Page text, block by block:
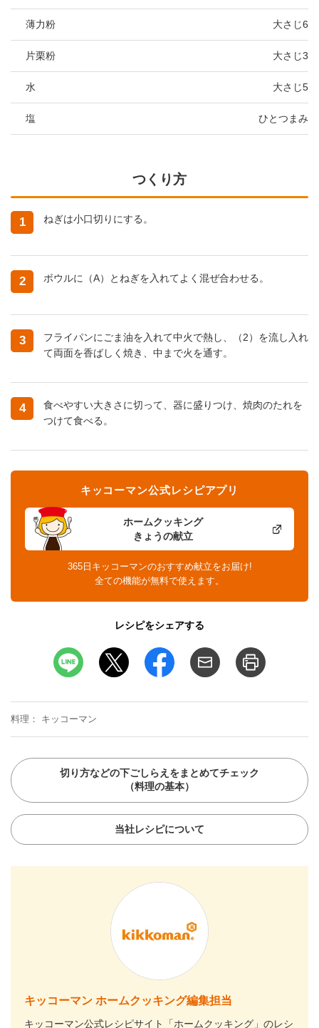
薄力粉 大さじ6
片栗粉 大さじ3
水 大さじ5
塩 ひとつまみ
つくり方
1 ねぎは小口切りにする。
2 ボウルに（A）とねぎを入れてよく混ぜ合わせる。
3
フライパンにごま油を入れて中火で熱し、（2）を流し入れ
て両面を香ばしく焼き、中まで火を通す。
4
食べやすい大きさに切って、器に盛りつけ、焼肉のたれを
つけて食べる。
ホームクッキング
きょうの献立
キッコーマン公式レシピアプリ
365日キッコーマンのおすすめ献立をお届け!
全ての機能が無料で使えます。
レシピをシェアする
料理 キッコーマン
切り方などの下ごしらえをまとめてチェック
（料理の基本）
当社レシピについて
キッコーマン ホームクッキング編集担当
キッコーマン公式レシピサイト「ホームクッキング」のレシ